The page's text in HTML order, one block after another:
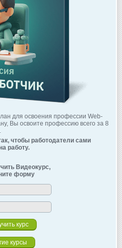
для освоения профессии Web-
Вы освоите профессию всего за 8
чтобы работодатели сами
работу.
Видеокурс,
форму
курсы